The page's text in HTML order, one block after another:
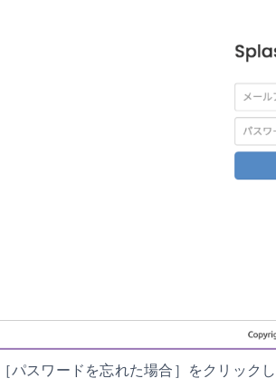
パスワードを忘れた場合］をクリックし